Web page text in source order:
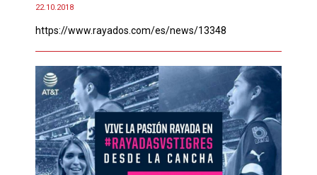
22.10.2018
https://www.rayados.com/es/news/13348